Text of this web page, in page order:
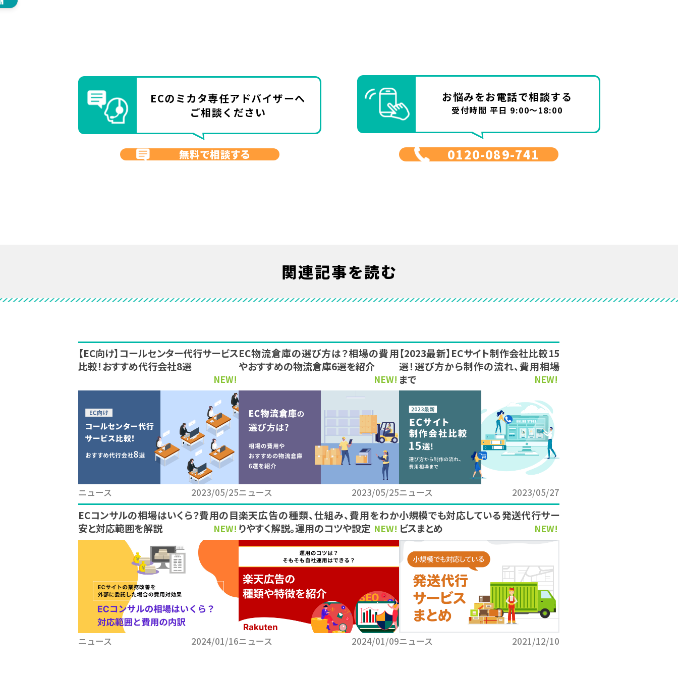
ECのミカタ専任アドバイザーへ
ご相談ください
無料で相談する
お悩みをお電話で相談する
受付時間 平日 9:00～18:00
0120-089-741
関連記事を読む
【EC向け】コールセンター代行サービス
比較！おすすめ代行会社8選
NEW!
ニュース 2023/05/25
EC物流倉庫の選び方は？相場の費用
やおすすめの物流倉庫6選を紹介
NEW!
ニュース 2023/05/25
【2023最新】ECサイト制作会社比較15
選！選び方から制作の流れ、費用相場
まで
NEW!
ニュース 2023/05/27
ECコンサルの相場はいくら？費用の目
安と対応範囲を解説
NEW!
ニュース 2024/01/16
楽天広告の種類、仕組み、費用をわか
りやすく解説。運用のコツや設定方法も
NEW!
ニュース 2024/01/09
小規模でも対応している発送代行サー
ビスまとめ
NEW!
ニュース 2021/12/10